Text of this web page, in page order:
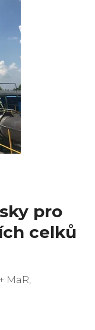
pro
celků
MaR,